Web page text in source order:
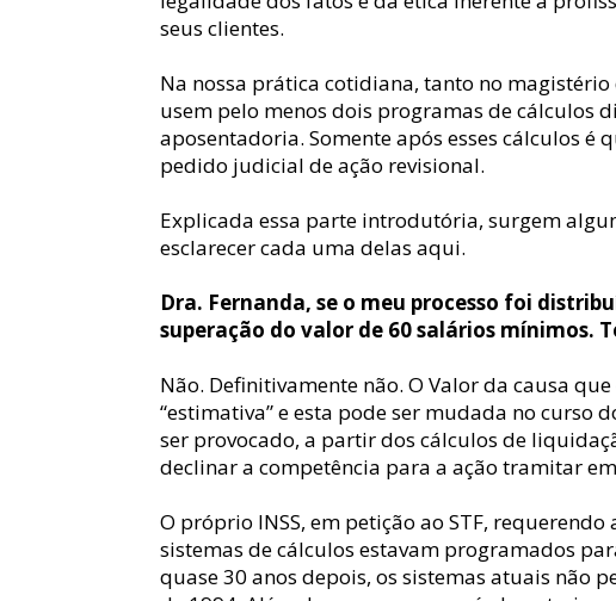
seus clientes.
Na nossa prática cotidiana, tanto no
usem pelo menos dois programas de cálculos
aposentadoria. Somente após esses cálculos
pedido judicial de ação revisional.
Explicada essa parte introdutória, surgem
esclarecer cada uma delas aqui.
Dra. Fernanda, se o meu processo foi
superação do valor de 60 salários mínimos.
Não. Definitivamente não. O Valor da causa
“estimativa” e esta pode ser mudada no curso
ser provocado, a partir dos cálculos de
declinar a competência para a ação tramitar
O próprio INSS, em petição ao STF,
sistemas de cálculos estavam programados
quase 30 anos depois, os sistemas atuais não